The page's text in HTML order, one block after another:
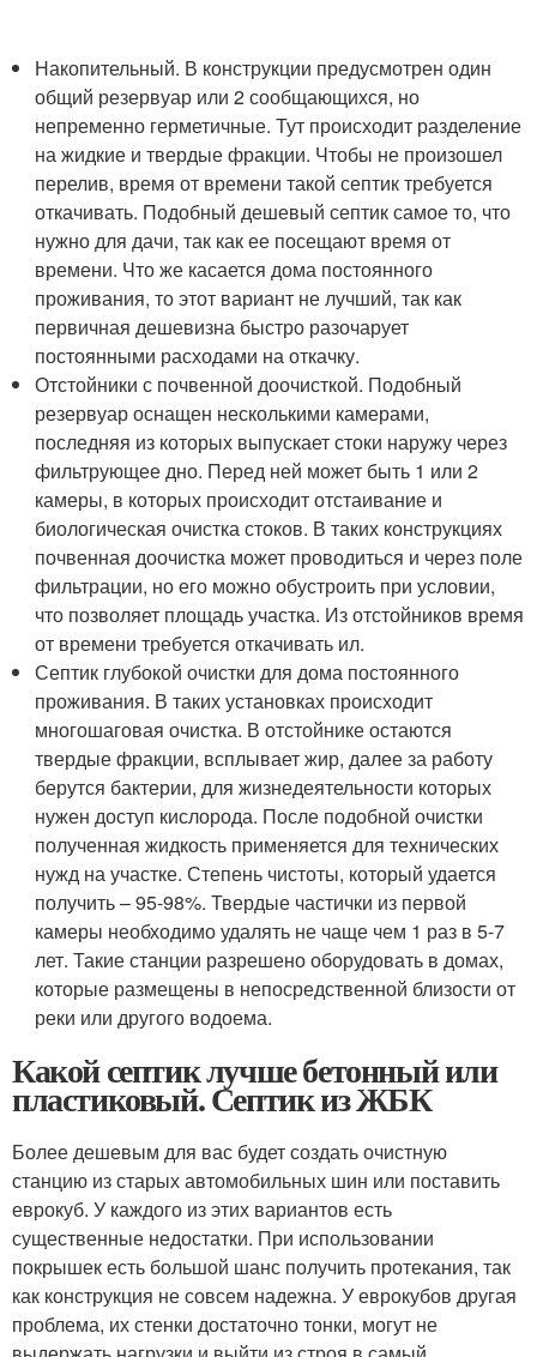
Накопительный. В конструкции предусмотрен один
общий резервуар или 2 сообщающихся, но
непременно герметичные. Тут происходит разделение
на жидкие и твердые фракции. Чтобы не произошел
перелив, время от времени такой септик требуется
откачивать. Подобный дешевый септик самое то, что
нужно для дачи, так как ее посещают время от
времени. Что же касается дома постоянного
проживания, то этот вариант не лучший, так как
первичная дешевизна быстро разочарует
постоянными расходами на откачку.
Отстойники с почвенной доочисткой. Подобный
резервуар оснащен несколькими камерами,
последняя из которых выпускает стоки наружу через
фильтрующее дно. Перед ней может быть 1 или 2
камеры, в которых происходит отстаивание и
биологическая очистка стоков. В таких конструкциях
почвенная доочистка может проводиться и через поле
фильтрации, но его можно обустроить при условии,
что позволяет площадь участка. Из отстойников время
от времени требуется откачивать ил.
Септик глубокой очистки для дома постоянного
проживания. В таких установках происходит
многошаговая очистка. В отстойнике остаются
твердые фракции, всплывает жир, далее за работу
берутся бактерии, для жизнедеятельности которых
нужен доступ кислорода. После подобной очистки
полученная жидкость применяется для технических
нужд на участке. Степень чистоты, который удается
получить – 95-98%. Твердые частички из первой
камеры необходимо удалять не чаще чем 1 раз в 5-7
лет. Такие станции разрешено оборудовать в домах,
которые размещены в непосредственной близости от
реки или другого водоема.
Какой септик лучше бетонный или
пластиковый. Септик из ЖБК
Более дешевым для вас будет создать очистную
станцию из старых автомобильных шин или поставить
еврокуб. У каждого из этих вариантов есть
существенные недостатки. При использовании
покрышек есть большой шанс получить протекания, так
как конструкция не совсем надежна. У еврокубов другая
проблема, их стенки достаточно тонки, могут не